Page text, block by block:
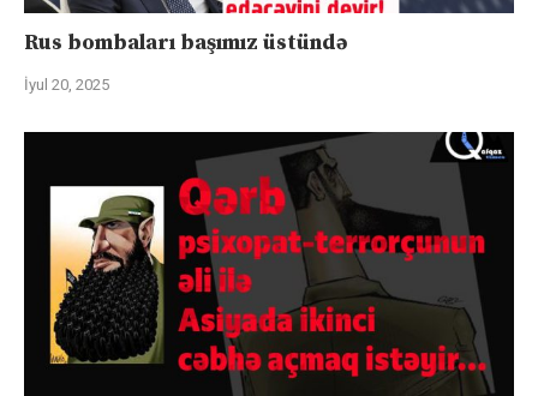
Rus bombaları başımız üstündə
İyul 20, 2025